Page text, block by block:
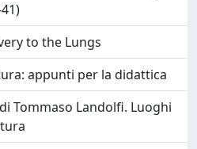
to the Lungs
appunti per la didattica
Tommaso Landolfi. Luoghi